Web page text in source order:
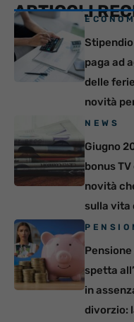
ARTICOLI
paga ad
delle
novità
NEWS
Giugno
bonus
novità
sulla vita
spetta
in
divorzio: